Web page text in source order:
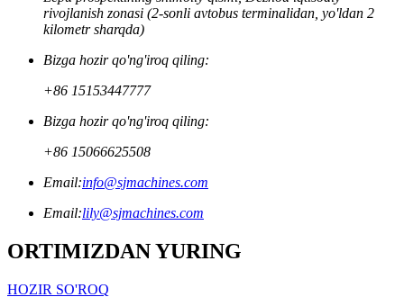
rivojlanish zonasi (2-sonli avtobus terminalidan, yo'ldan 2
kilometr sharqda)
Bizga hozir qo'ng'iroq qiling:
+86 15153447777
Bizga hozir qo'ng'iroq qiling:
+86 15066625508
Email:info@sjmachines.com
Email:lily@sjmachines.com
ORTIMIZDAN YURING
HOZIR SO'ROQ